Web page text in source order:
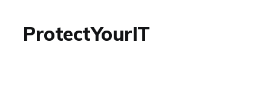
ProtectYourIT